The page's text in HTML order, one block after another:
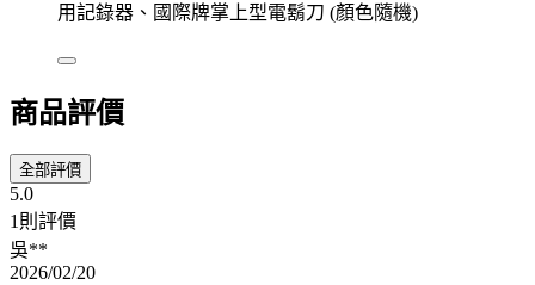
用記錄器、國際牌掌上型電鬍刀 (顏色隨機)
商品評價
全部評價
5.0
1則評價
吳**
2026/02/20